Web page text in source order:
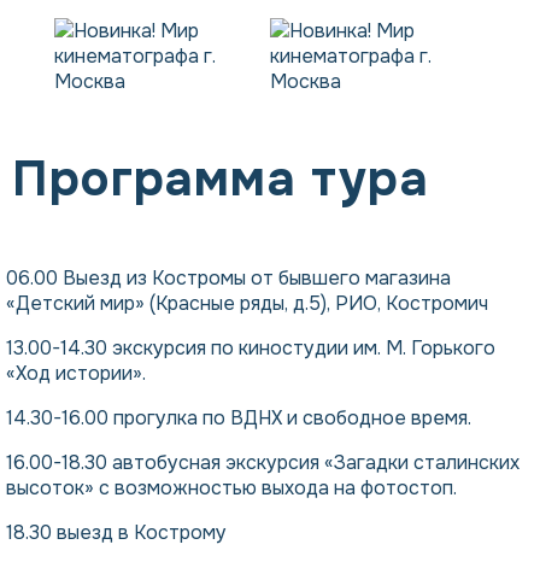
Программа тура
06.00 Выезд из Костромы от бывшего магазина
«Детский мир» (Красные ряды, д.5), РИО, Костромич
13.00-14.30 экскурсия по киностудии им. М. Горького
«Ход истории».
14.30-16.00 прогулка по ВДНХ и свободное время.
16.00-18.30 автобусная экскурсия «Загадки сталинских
высоток» с возможностью выхода на фотостоп.
18.30 выезд в Кострому